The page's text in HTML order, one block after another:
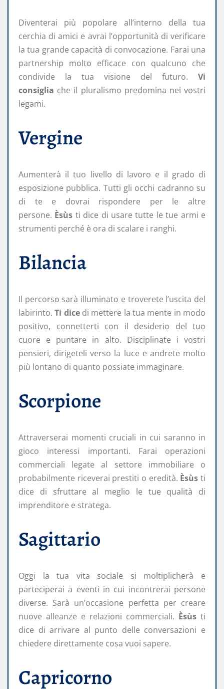
Diventerai più popolare all’interno della tua
cerchia di amici e avrai l’opportunità di verificare
la tua grande capacità di convocazione. Farai una
partnership molto efficace con qualcuno che
condivide la tua visione del futuro. Vi
consiglia che il pluralismo predomina nei vostri
legami.
Vergine
Aumenterà il tuo livello di lavoro e il grado di
esposizione pubblica. Tutti gli occhi cadranno su
di te e dovrai rispondere per le altre
persone. Èsùs ti dice di usare tutte le tue armi e
strumenti perché è ora di scalare i ranghi.
Bilancia
Il percorso sarà illuminato e troverete l’uscita del
labirinto.Ti dicedi mettere la tua mente in modo
positivo, connetterti con il desiderio del tuo
cuore e puntare in alto. Disciplinate i vostri
pensieri, dirigeteli verso la luce e andrete molto
più lontano di quanto possiate immaginare.
Scorpione
Attraverserai momenti cruciali in cui saranno in
gioco interessi importanti. Farai operazioni
commerciali legate al settore immobiliare o
probabilmente riceverai prestiti o eredità. Èsùs ti
dice di sfruttare al meglio le tue qualità di
imprenditore e stratega.
Sagittario
Oggi la tua vita sociale si moltiplicherà e
parteciperai a eventi in cui incontrerai persone
diverse. Sarà un’occasione perfetta per creare
nuove alleanze e relazioni commerciali. Èsùs ti
dice di arrivare al punto delle conversazioni e
chiedere direttamente cosa vuoi sapere.
Capricorno